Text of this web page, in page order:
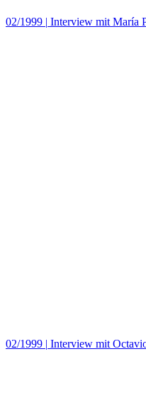
02/1999 | Interview mit María
02/1999 | Interview mit